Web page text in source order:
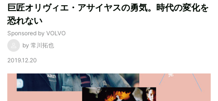
巨匠オリヴィエ・アサイヤスの勇気。時代の変化を
恐れない
Sponsored by VOLVO
by 常川拓也
2019.12.20